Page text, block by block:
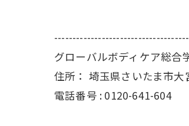
グローバルボディケア総合
住所： 埼玉県さいたま市
電話番号 : 0120-641-604